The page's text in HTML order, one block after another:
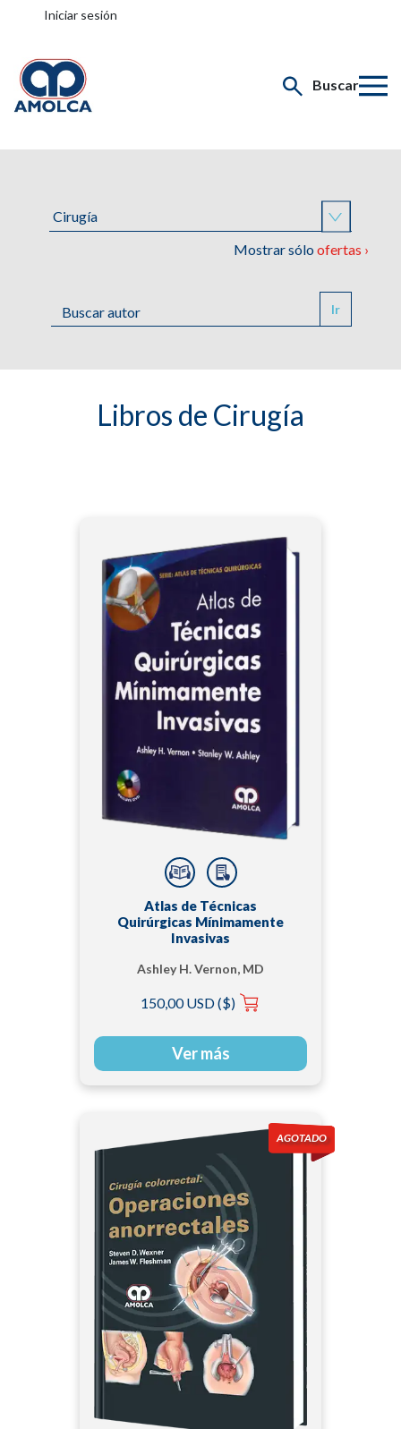
Iniciar sesión
Buscar
Mostrar sóloofertas ›
Ir
Libros de Cirugía
Atlas de Técnicas
Quirúrgicas Mínimamente
Invasivas
Ashley H. Vernon, MD
150,00 USD ($)
Ver más